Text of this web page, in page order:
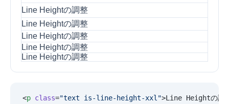
Line Heightの調整
Line Heightの調整
Line Heightの調整
Line Heightの調整
Line Heightの調整
<p class="text is-line-height-xxl ">Line Heightの調